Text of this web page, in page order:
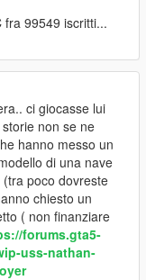
fra 99549 iscritti...
ci giocasse lui
non se ne
hanno messo un
di una nave
poco dovreste
chiesto un
( non finanziare
forums.gta5-
uss-nathan-